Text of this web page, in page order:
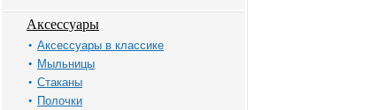
Аксессуары
Аксессуары в классике
Мыльницы
Стаканы
Полочки